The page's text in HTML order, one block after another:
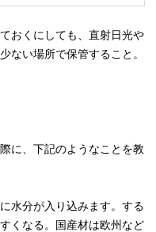
おくにしても、直射日光や
ない場所で保管すること。
に、下記のようなことを教
水分が入り込みます。する
くなる。国産材は欧州など